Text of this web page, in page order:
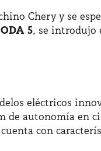
Chery y se
5, se introdujo
eléctricos
autonomía en
con